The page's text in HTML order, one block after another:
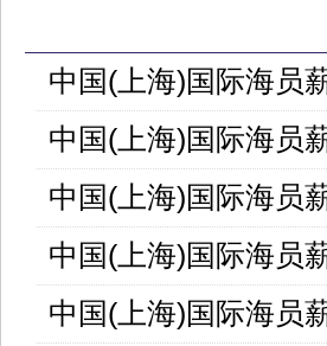
中国(上海)国际海员
中国(上海)国际海员
中国(上海)国际海员
中国(上海)国际海员
中国(上海)国际海员